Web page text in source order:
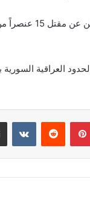
وكان الحشد
العراقية
بينتيريست